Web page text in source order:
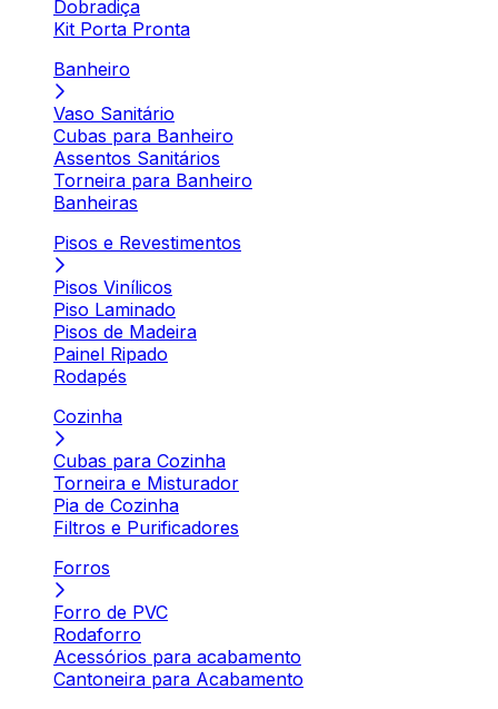
Dobradiça
Kit Porta Pronta
Banheiro
Vaso Sanitário
Cubas para Banheiro
Assentos Sanitários
Torneira para Banheiro
Banheiras
Pisos e Revestimentos
Pisos Vinílicos
Piso Laminado
Pisos de Madeira
Painel Ripado
Rodapés
Cozinha
Cubas para Cozinha
Torneira e Misturador
Pia de Cozinha
Filtros e Purificadores
Forros
Forro de PVC
Rodaforro
Acessórios para acabamento
Cantoneira para Acabamento